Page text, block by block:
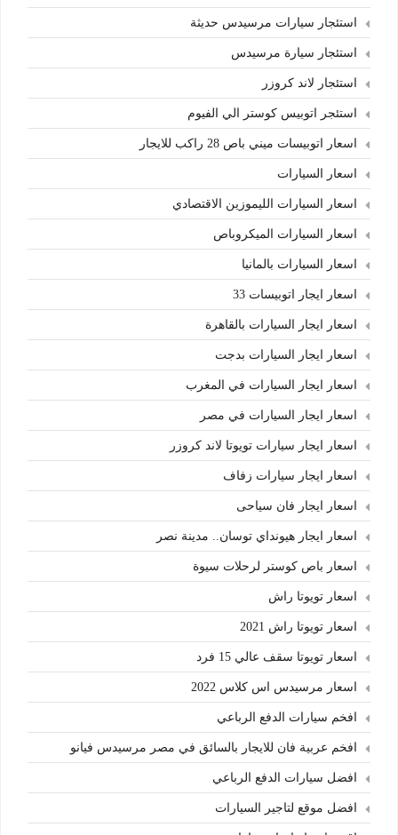
استئجار سيارات مرسيدس حديثة
استئجار سيارة مرسيدس
استئجار لاند كروزر
استئجر اتوبيس كوستر الي الفيوم
اسعار اتوبيسات ميني باص 28 راكب للايجار
اسعار السيارات
اسعار السيارات الليموزين الاقتصادي
اسعار السيارات الميكروباص
اسعار السيارات بالمانيا
اسعار ايجار اتوبيسات 33
اسعار ايجار السيارات بالقاهرة
اسعار ايجار السيارات بدجت
اسعار ايجار السيارات في المغرب
اسعار ايجار السيارات في مصر
اسعار ايجار سيارات تويوتا لاند كروزر
اسعار ايجار سيارات زفاف
اسعار ايجار فان سياحى
اسعار ايجار هيونداي توسان.. مدينة نصر
اسعار باص كوستر لرحلات سيوة
اسعار تويوتا راش
اسعار تويوتا راش 2021
اسعار تويوتا سقف عالي 15 فرد
اسعار مرسيدس اس كلاس 2022
افخم سيارات الدفع الرباعي
افخم عربية فان للايجار بالسائق في مصر مرسيدس فيانو
افضل سيارات الدفع الرباعي
افضل موقع لتاجير السيارات